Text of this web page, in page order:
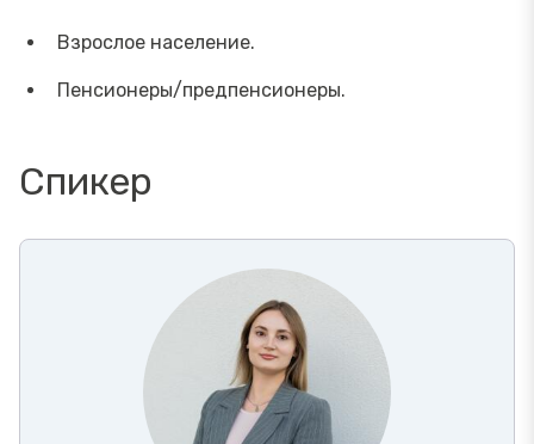
Взрослое население.
Пенсионеры/предпенсионеры.
Спикер